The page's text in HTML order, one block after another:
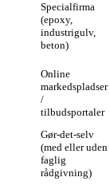
Specialfirma
(epoxy,
industrigulv,
beton)
Online
markedspladser
/
tilbudsportaler
Gør‑det‑selv
(med eller uden
faglig
rådgivning)